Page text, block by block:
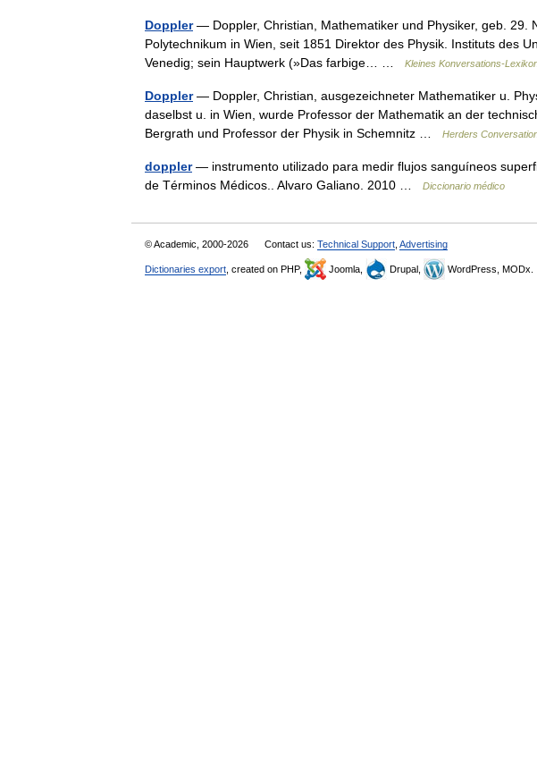
Doppler— Doppler, Christian, Mathematiker und Physiker, geb. 29.
Polytechnikum in Wien, seit 1851 Direktor des Physik. Instituts des
Venedig; sein Hauptwerk (»Das farbige… …
Kleines Konversations-
Doppler— Doppler, Christian, ausgezeichneter Mathematiker u.
daselbst u. in Wien, wurde Professor der Mathematik an der
Bergrath und Professor der Physik in Schemnitz …
Herders
doppler— instrumento utilizado para medir flujos sanguíneos
de Términos Médicos.. Alvaro Galiano. 2010 …
Diccionario médico
© Academic, 2000-2026 Contact us: Technical Support Advertising
Dictionaries export , created on PHP, Joomla, Drupal, WordPress, MODx.